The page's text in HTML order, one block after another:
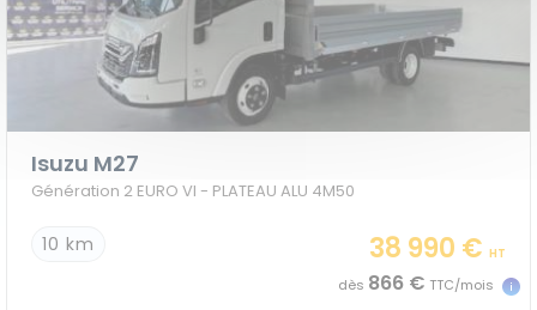
Isuzu M27
Génération 2 EURO VI - PLATEAU ALU 4M50
10 km 38 990 € HT
dès 866 € TTC/mois